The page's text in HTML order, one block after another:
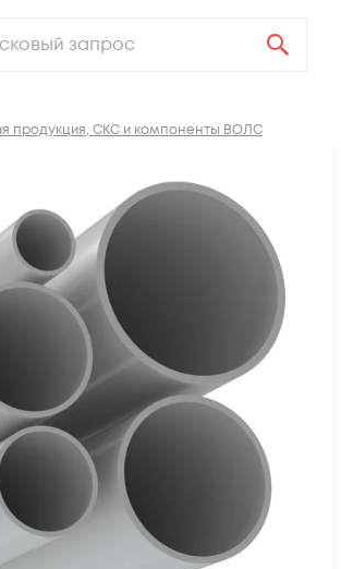
продукция, СКС и компоненты ВОЛС